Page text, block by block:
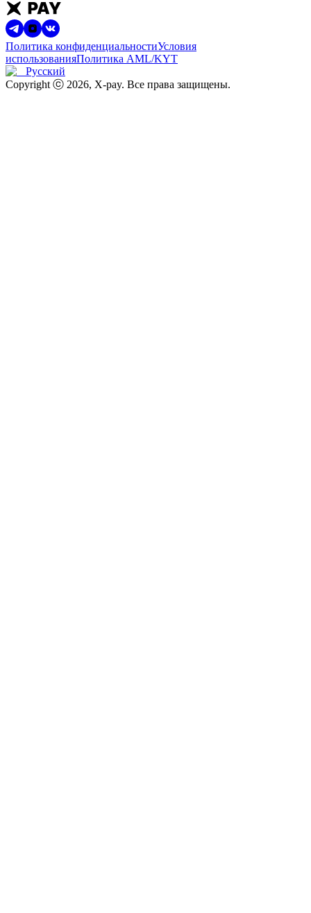
Политика конфиденциальностиУсловия
использованияПолитика AML/KYT
Русский
Copyright ⓒ 2026, X-pay. Все права защищены.